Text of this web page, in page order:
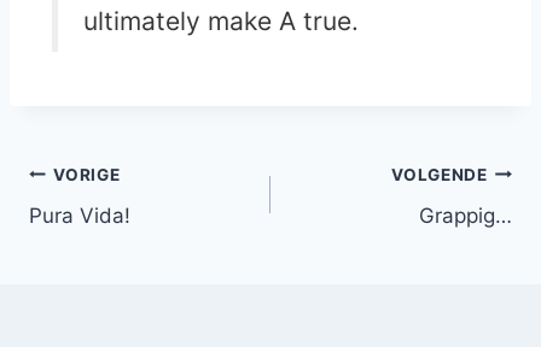
ultimately make A true.
Bericht
navigatie
VORIGE
Pura Vida!
VOLGENDE
Grappig…